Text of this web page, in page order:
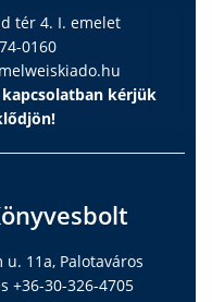
tér 4. I. emelet
0160
kérjük
u. 11a, Palotaváros
+36-30-326-4705